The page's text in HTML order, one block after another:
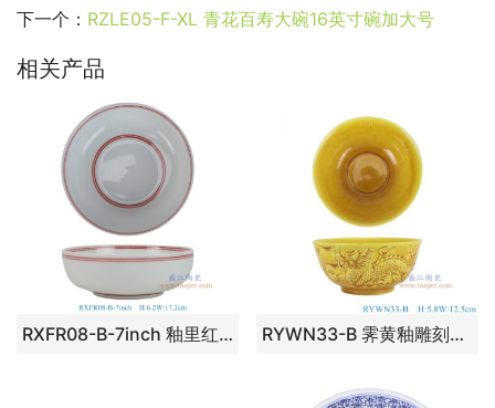
下一个： RZLE05-F-XL 青花百寿大碗16英寸碗加大号
相关产品
RXFR08-B-7inch 釉里红双线纹7英寸罗汉碗 RYWN33-B 霁黄釉雕刻龙纹碗 高5.8直径12.5底径6重量0.2KG